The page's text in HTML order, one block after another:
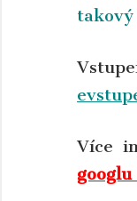
takový
Více
googlu